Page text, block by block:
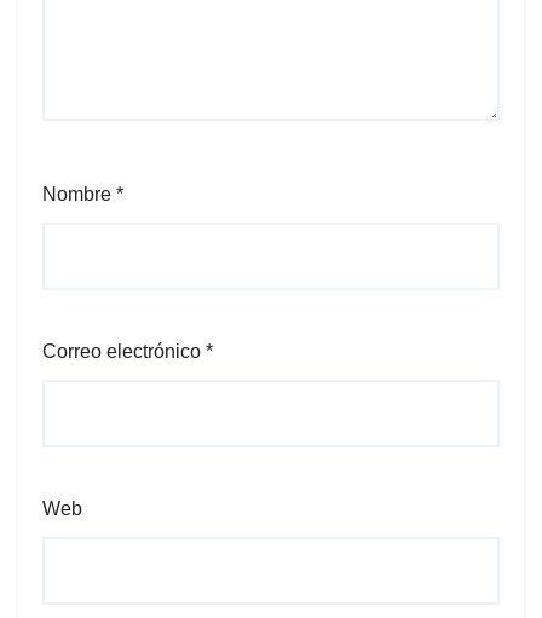
Nombre *
Correo electrónico *
Web